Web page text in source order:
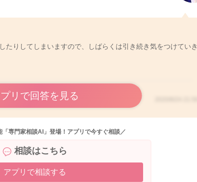
たりしてしまいますので、しばらくは引き続き気をつけていき
リで回答を見る
「専門家相談AI」登場！アプリで今すぐ相談／
相談はこちら
アプリで相談する